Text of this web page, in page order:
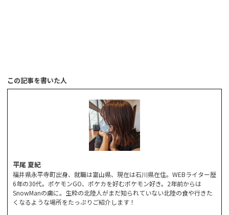
この記事を書いた人
平尾 夏紀
福井県永平寺町出身、就職は富山県、現在は石川県在住。WEBライター歴
6年の30代。ポケモンGO、ポケカを好むポケモン好き。2年前からは
SnowManの虜に。生粋の北陸人がまだ知られていない北陸の食や行きた
くなるような場所をたっぷりご紹介します！